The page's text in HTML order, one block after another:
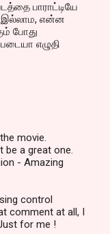
பாராட்டியே
என்ன
போது
எழுதி
movie.
be a great one.
- Amazing
control
comment at all, I
for me !